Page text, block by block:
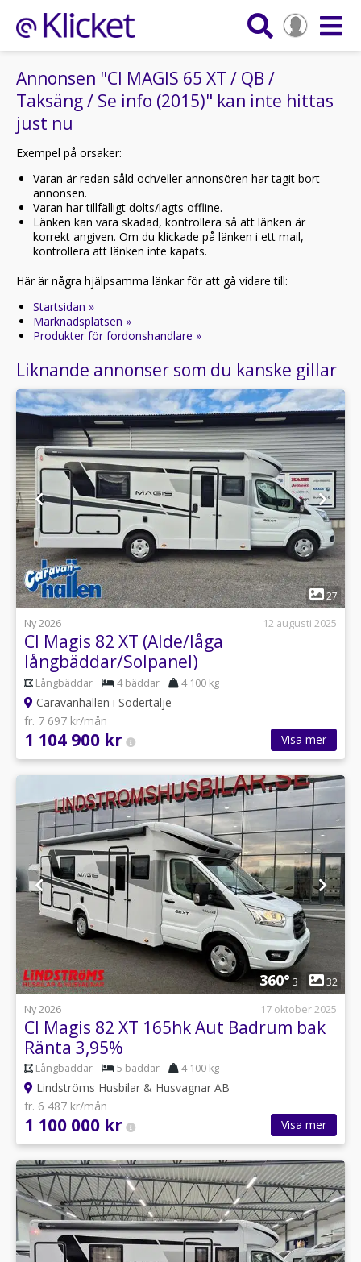
Annonsen "CI MAGIS 65 XT / QB /
Taksäng / Se info (2015)" kan inte hittas
just nu
Exempel på orsaker:
Varan är redan såld och/eller annonsören har tagit bort
annonsen.
Varan har tillfälligt dolts/lagts offline.
Länken kan vara skadad, kontrollera så att länken är
korrekt angiven. Om du klickade på länken i ett mail,
kontrollera att länken inte kapats.
Här är några hjälpsamma länkar för att gå vidare till:
Startsidan »
Marknadsplatsen »
Produkter för fordonshandlare »
Liknande annonser som du kanske gillar
1
27
Ny 2026
12 augusti 2025
CI Magis 82 XT (Alde/låga
långbäddar/Solpanel)
Långbäddar 4 bäddar 4 100 kg
Caravanhallen i Södertälje
fr. 7 697 kr/mån
1 104 900 kr Visa mer
1 360°3
32
Ny 2026
17 oktober 2025
CI Magis 82 XT 165hk Aut Badrum bak
Ränta 3,95%
Långbäddar 5 bäddar 4 100 kg
Lindströms Husbilar & Husvagnar AB
fr. 6 487 kr/mån
1 100 000 kr Visa mer